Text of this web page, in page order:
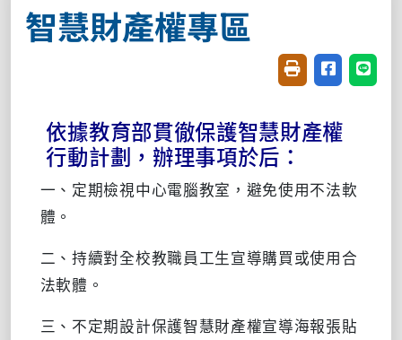
智慧財產權專區
友善列印(開新視
分享至臉書
分享
依據教育部貫徹保護智慧財產權
行動計劃，辦理事項於后：
一、定期檢視中心電腦教室，避免使用不法軟
體。
二、持續對全校教職員工生宣導購買或使用合
法軟體。
三、不定期設計保護智慧財產權宣導海報張貼